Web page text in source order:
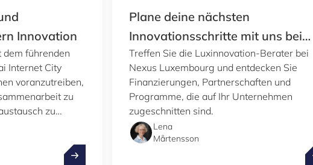
Innovation
führenden
Internet City
voranzutreiben,
zu
zu
Dubai Internet City und Luxinnovation fördern
Plane deine nächsten
Innovationsschritte mit uns bei
Nexus Luxembourg
Treffen Sie die Luxinnovation-Berater bei
Nexus Luxembourg und entdecken Sie
Finanzierungen, Partnerschaften und
Programme, die auf Ihr Unternehmen
zugeschnitten sind.
Lena
Mårtensson